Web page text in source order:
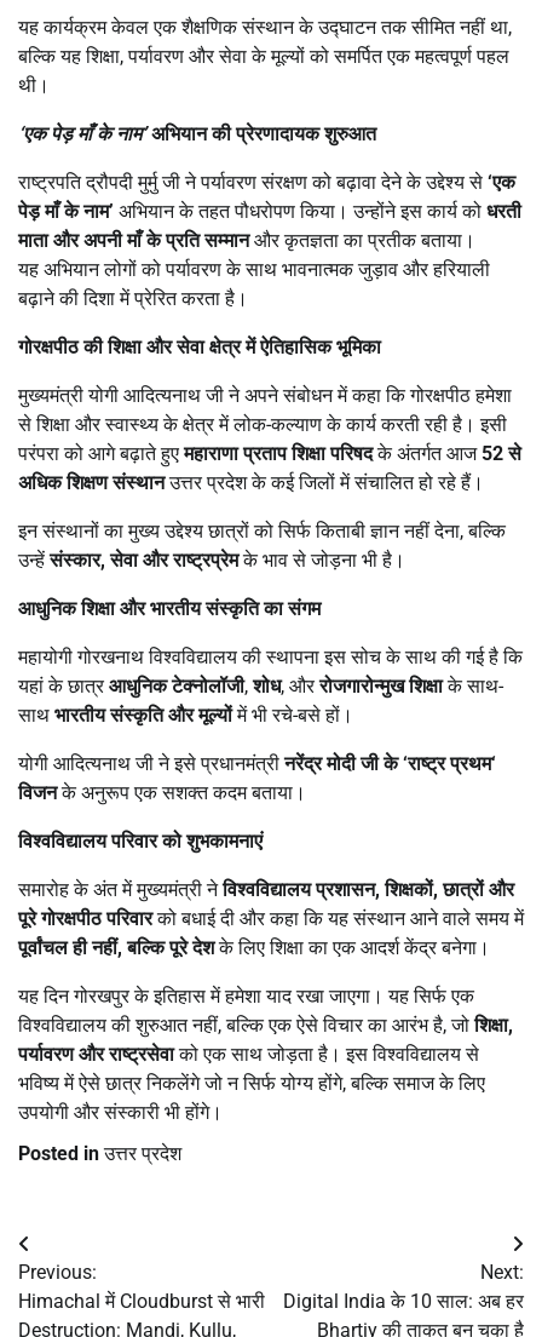
यह कार्यक्रम केवल एक शैक्षणिक संस्थान के उद्घाटन तक सीमित नहीं था,
बल्कि यह शिक्षा, पर्यावरण और सेवा के मूल्यों को समर्पित एक महत्वपूर्ण पहल
थी।
‘एक पेड़ माँ के नाम’ अभियान की प्रेरणादायक शुरुआत
राष्ट्रपति द्रौपदी मुर्मु जी ने पर्यावरण संरक्षण को बढ़ावा देने के उद्देश्य से ‘एक
पेड़ माँ के नाम’ अभियान के तहत पौधरोपण किया। उन्होंने इस कार्य को धरती
माता और अपनी माँ के प्रति सम्मानऔर कृतज्ञता का प्रतीक बताया।
यह अभियान लोगों को पर्यावरण के साथ भावनात्मक जुड़ाव और हरियाली
बढ़ाने की दिशा में प्रेरित करता है।
गोरक्षपीठ की शिक्षा और सेवा क्षेत्र में ऐतिहासिक भूमिका
मुख्यमंत्री योगी आदित्यनाथ जी ने अपने संबोधन में कहा कि गोरक्षपीठ हमेशा
से शिक्षा और स्वास्थ्य के क्षेत्र में लोक-कल्याण के कार्य करती रही है। इसी
परंपरा को आगे बढ़ाते हुएमहाराणा प्रताप शिक्षा परिषदके अंतर्गत आज52से
अधिक शिक्षण संस्थानउत्तर प्रदेश के कई जिलों में संचालित हो रहे हैं।
इन संस्थानों का मुख्य उद्देश्य छात्रों को सिर्फ किताबी ज्ञान नहीं देना, बल्कि
उन्हेंसंस्कार,सेवा और राष्ट्रप्रेमके भाव से जोड़ना भी है।
आधुनिक शिक्षा और भारतीय संस्कृति का संगम
महायोगी गोरखनाथ विश्वविद्यालय की स्थापना इस सोच के साथ की गई है कि
यहां के छात्रआधुनिक टेक्नोलॉजी,शोध, औररोजगारोन्मुख शिक्षाके साथ-
साथ भारतीय संस्कृति और मूल्योंमें भी रचे-बसे हों।
योगी आदित्यनाथ जी ने इसे प्रधानमंत्रीनरेंद्र मोदी जी के‘राष्ट्र प्रथम‘
विजनके अनुरूप एक सशक्त कदम बताया।
विश्वविद्यालय परिवार को शुभकामनाएं
समारोह के अंत में मुख्यमंत्री नेविश्वविद्यालय प्रशासन,शिक्षकों,छात्रों और
पूरे गोरक्षपीठ परिवारको बधाई दी और कहा कि यह संस्थान आने वाले समय में
पूर्वांचल ही नहीं,बल्कि पूरे देशके लिए शिक्षा का एक आदर्श केंद्र बनेगा।
यह दिन गोरखपुर के इतिहास में हमेशा याद रखा जाएगा। यह सिर्फ एक
विश्वविद्यालय की शुरुआत नहीं, बल्कि एक ऐसे विचार का आरंभ है, जोशिक्षा,
पर्यावरण और राष्ट्रसेवाको एक साथ जोड़ता है। इस विश्वविद्यालय से
भविष्य में ऐसे छात्र निकलेंगे जो न सिर्फ योग्य होंगे, बल्कि समाज के लिए
उपयोगी और संस्कारी भी होंगे।
Posted inउत्तर प्रदेश
Post
navigation
Previous:
Himachal में Cloudburst से भारी
Destruction: Mandi, Kullu,
Next:
Digital India के 10 साल: अब हर
Bhartiy की ताकत बन चुका है